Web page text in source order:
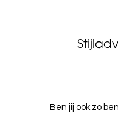
Ben jij ook zo